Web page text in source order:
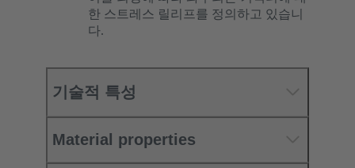
한 스트레스 릴리프를 정의하고 있습니
다.
기술적 특성
Material properties